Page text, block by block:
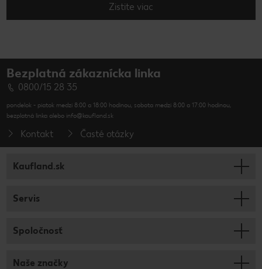
Zistite viac
Bezplatná zákaznícka linka
0800/15 28 35
pondelok - piatok medzi 8:00 a 18:00 hodinou, sobota medzi 8:00 a 17:00 hodinou,
bezplatná linka alebo info@kaufland.sk
Kontakt Časté otázky
Kaufland.sk
Servis
Spoločnosť
Naše značky